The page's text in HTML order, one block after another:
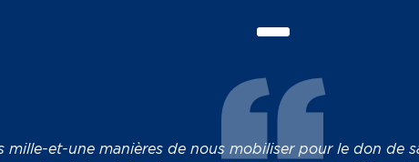
mille-et-une manières de nous mobiliser pour le don de